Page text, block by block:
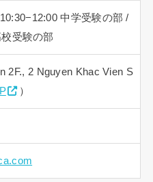
中学受験の部 /
受験の部
2F., 2 Nguyen Khac Vien S
）